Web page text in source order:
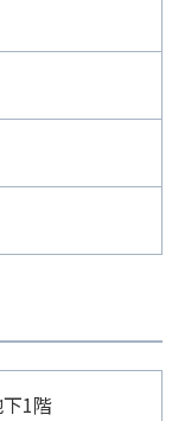
1階